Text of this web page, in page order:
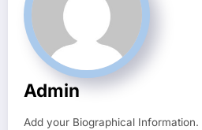
Admin
Add your Biographical Information.